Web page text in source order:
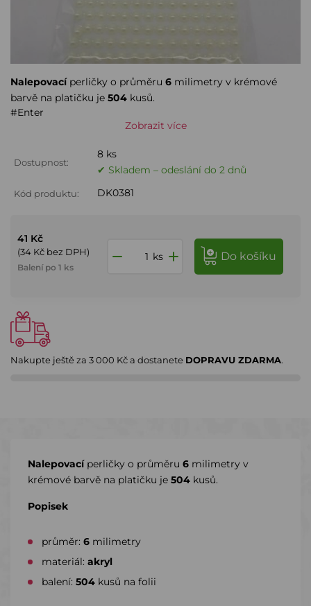
Nalepovacíperličky o průměru 6 milimetry v krémové
barvě na platičku je 504 kusů.
#Enter
Zobrazit více
Dostupnost:
8 ks
✔ Skladem – odeslání do 2 dnů
Kód produktu: DK0381
41 Kč
(34 Kč bez DPH)
Balení po 1 ks
ks do košíku
Nakupte ještě za 3 000 Kča dostanete DOPRAVU ZDARMA.
Nalepovacíperličky o průměru 6 milimetry v
krémové barvě na platičku je 504 kusů.
Popisek
průměr: 6 milimetry
materiál: akryl
balení: 504 kusů na folii